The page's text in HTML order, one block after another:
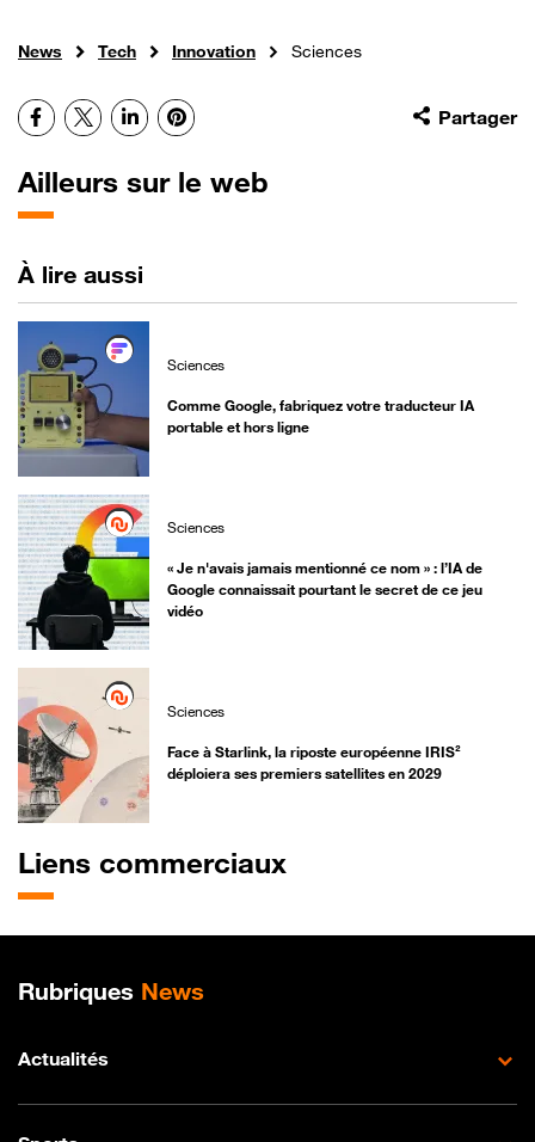
News Tech Innovation Sciences
Partager
Facebook
X LinkedInPinterest
Ailleurs sur le web
À lire aussi
Sciences
Comme Google, fabriquez votre traducteur IA
portable et hors ligne
Sciences
« Je n'avais jamais mentionné ce nom » : l’IA de
Google connaissait pourtant le secret de ce jeu
vidéo
Sciences
Face à Starlink, la riposte européenne IRIS²
déploiera ses premiers satellites en 2029
Liens commerciaux
Plan de site
Rubriques News
Actualités